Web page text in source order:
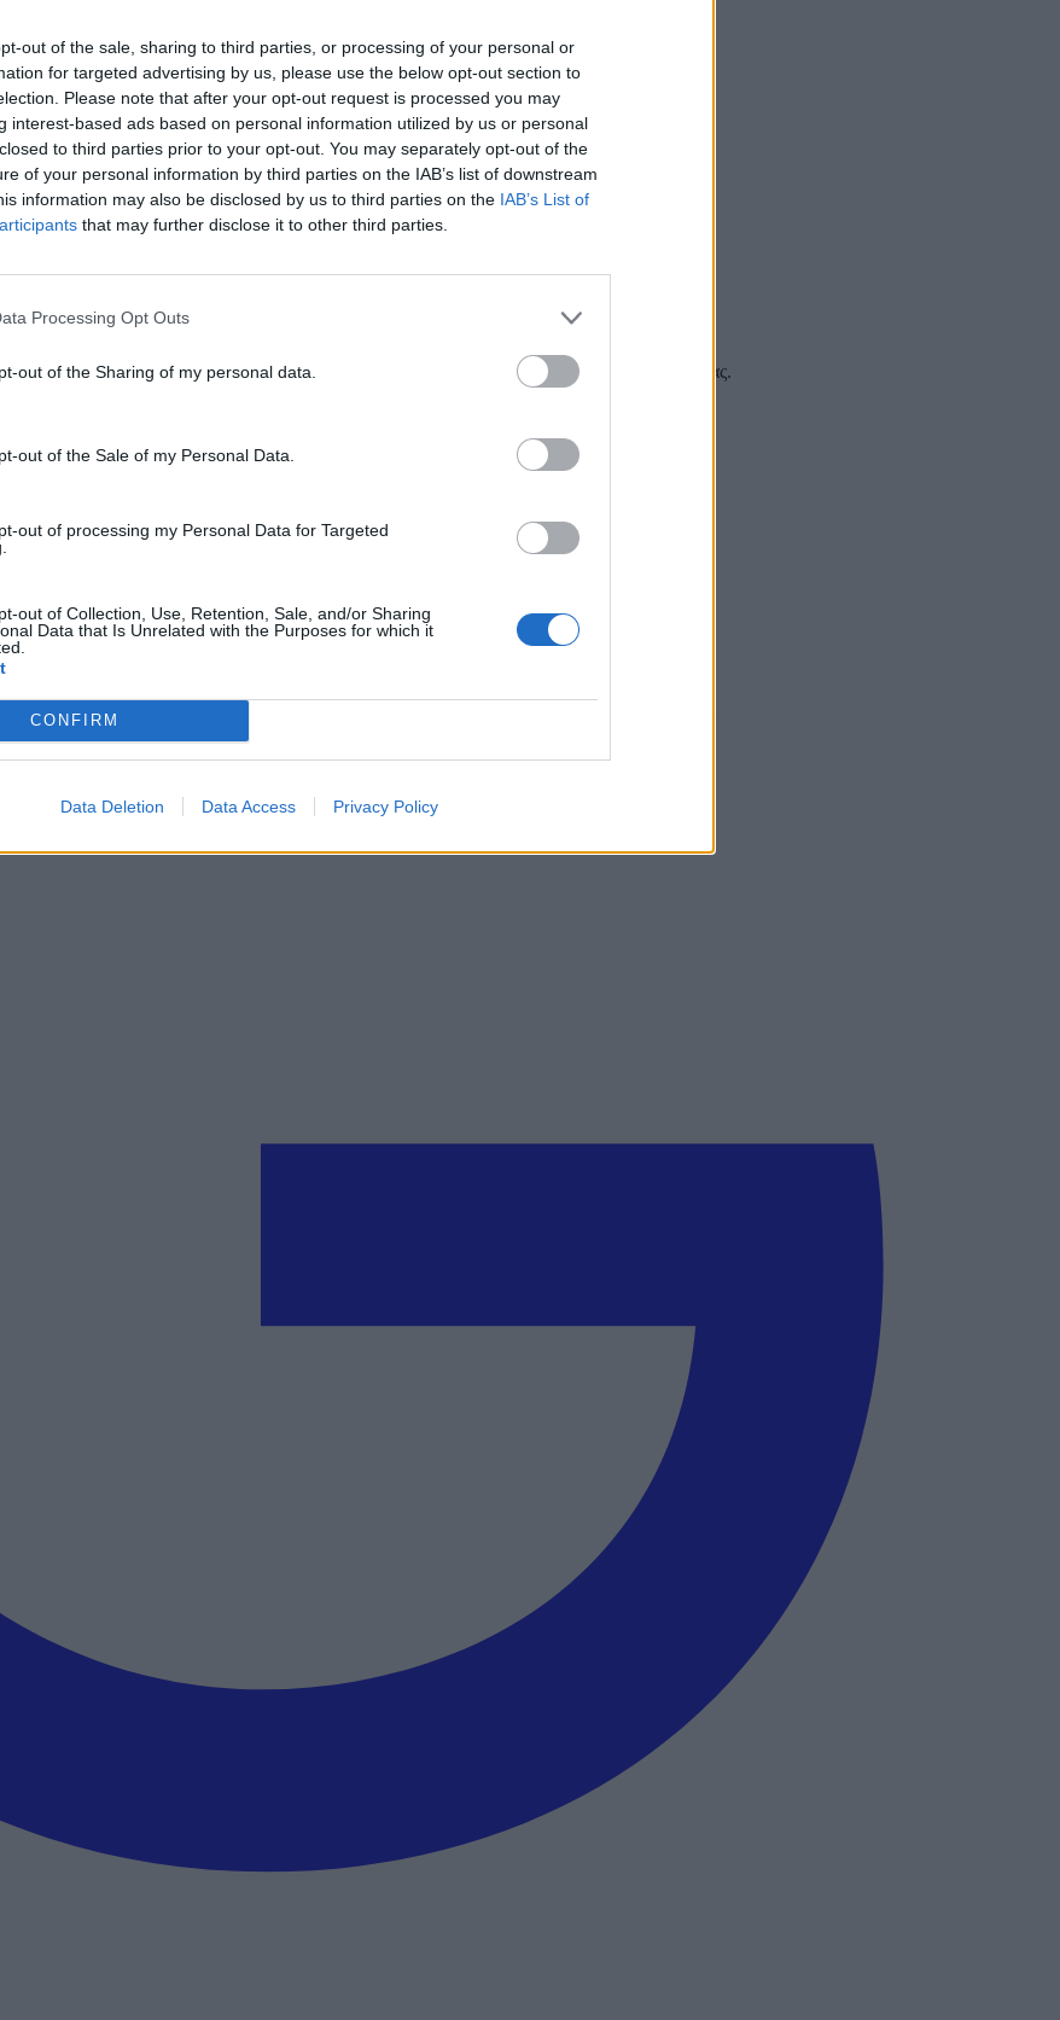
out of the sale, sharing to third parties, or processing of your personal or
for targeted advertising by us, please use the below opt-out section to
Please note that after your opt-out request is processed you may
interest-based ads based on personal information utilized by us or personal
to third parties prior to your opt-out. You may separately opt-out of the
of your personal information by third parties on the IAB’s list of downstream
information may also be disclosed by us to third parties on the IAB’s List of
that may further disclose it to other third parties.
Processing Opt Outs
out of the Sharing of my personal data.
out of the Sale of my Personal Data.
out of processing my Personal Data for Targeted
out of Collection, Use, Retention, Sale, and/or Sharing
Data that Is Unrelated with the Purposes for which it
CONFIRM
Data Deletion Data Access Privacy Policy
όλα τα τεχνολογικά νέα, ή προσθέστε μας στον RSS feed reader και στα social media σας.